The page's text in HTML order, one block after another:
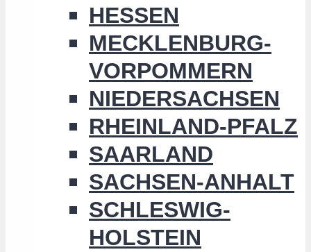
HESSEN
MECKLENBURG-
VORPOMMERN
NIEDERSACHSEN
RHEINLAND-PFALZ
SAARLAND
SACHSEN-ANHALT
SCHLESWIG-
HOLSTEIN